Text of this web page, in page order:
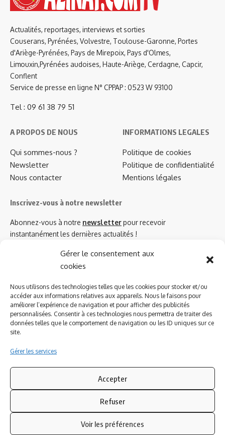
Gérer le consentement aux
cookies
Nous utilisons des technologies telles que les cookies pour stocker et/ou
accéder aux informations relatives aux appareils. Nous le faisons pour
améliorer l’expérience de navigation et pour afficher des publicités
personnalisées. Consentir à ces technologies nous permettra de traiter des
données telles que le comportement de navigation ou les ID uniques sur ce
site.
Gérer les services
Accepter
Refuser
Voir les préférences
Actualités, reportages, interviews et sorties
Couserans, Pyrénées, Volvestre, Toulouse-Garonne, Portes
d'Ariège-Pyrénées, Pays de Mirepoix, Pays d'Olmes,
Limouxin,Pyrénées audoises, Haute-Ariège, Cerdagne, Capcir,
Conflent
Service de presse en ligne N° CPPAP : 0523 W 93100
Tel : 09 61 38 79 51
A PROPOS DE NOUS
Qui sommes-nous ?
Newsletter
Nous contacter
INFORMATIONS LEGALES
Politique de cookies
Politique de confidentialité
Mentions légales
Inscrivez-vous à notre newsletter
Abonnez-vous à notre newsletterpour recevoir
instantanément les dernières actualités !
Azinat.com TV soutient
Suivez-nous